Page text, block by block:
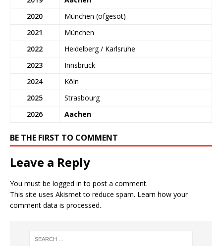
2020
München (ofgesot)
2021
München
2022
Heidelberg / Karlsruhe
2023
Innsbruck
2024
Köln
2025
Strasbourg
2026
Aachen
BE THE FIRST TO COMMENT
Leave a Reply
You must be logged in to post a comment.
This site uses Akismet to reduce spam. Learn how your
comment data is processed.